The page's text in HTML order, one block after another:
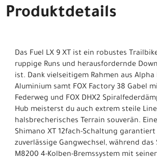
Produktdetails
Das Fuel LX 9 XT ist ein robustes
ruppige Runs und herausfordernde
ist. Dank vielseitigem Rahmen aus Alpha
Aluminium samt FOX Factory 38 Gabel
Federweg und FOX DHX2
Hub meisterst du auch extrem steile
halsbrecherisches Terrain souverän.
Shimano XT 12fach-Schaltung
zuverlässige Gangwechsel, während das
M8200 4-Kolben-Bremssystem mit seiner